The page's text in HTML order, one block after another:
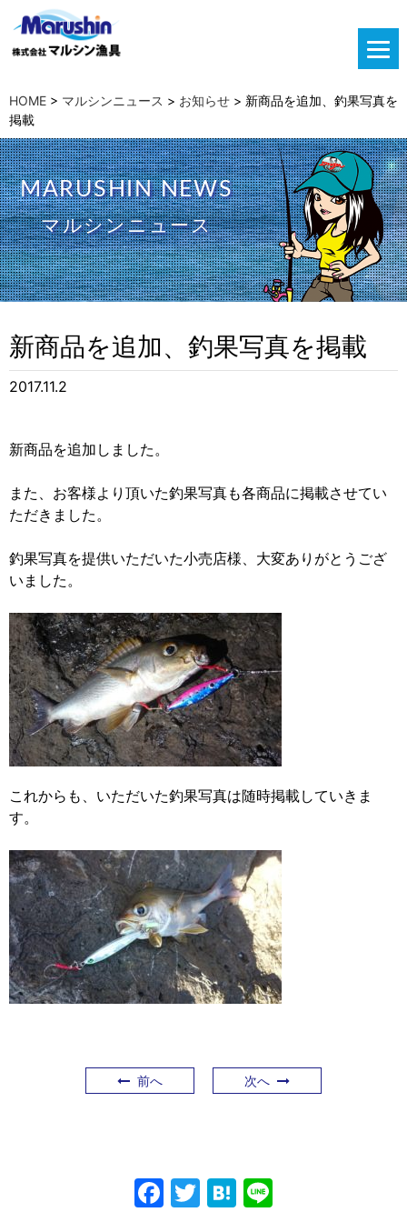
HOME > マルシンニュース > お知らせ > 新商品を追加、釣果写真を
掲載
MARUSHIN NEWS
マルシンニュース
新商品を追加、釣果写真を掲載
2017.11.2
新商品を追加しました。
また、お客様より頂いた釣果写真も各商品に掲載させてい
ただきました。
釣果写真を提供いただいた小売店様、大変ありがとうござ
いました。
これからも、いただいた釣果写真は随時掲載していきま
す。
前へ 次へ
F T H